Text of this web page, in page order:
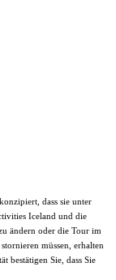
dass sie unter
Iceland und die
ändern oder die Tour im
müssen, erhalten
bestätigen Sie, dass Sie